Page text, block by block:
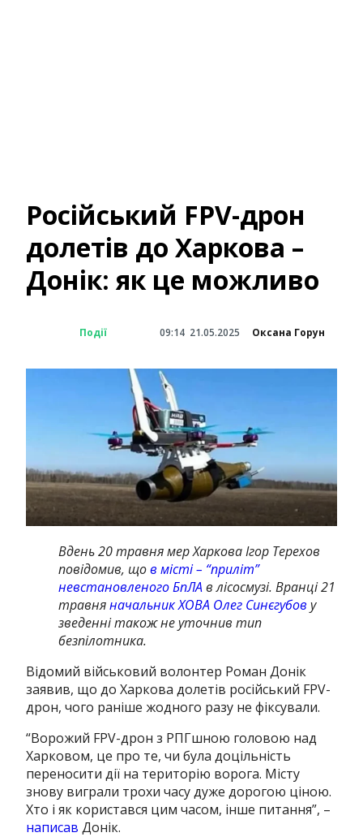
Російський FPV-дрон
долетів до Харкова –
Донік: як це можливо
Події 09:14 21.05.2025 Оксана Горун
Вдень 20 травня мер Харкова Ігор Терехов
повідомив, щов місті – “приліт”
невстановленого БпЛАв лісосмузі. Вранці 21
травняначальник ХОВА Олег Синєгубов у
зведеннітакож не уточнив тип
безпілотника.
Відомий військовий волонтер Роман Донік
заявив, що до Харкова долетів російський FPV-
дрон, чого раніше жодного разу не фіксували.
“Ворожий FPV-дрон з РПГшною головою над
Харковом, це про те, чи була доцільність
переносити дії на територію ворога. Місту
знову виграли трохи часу дуже дорогою ціною.
Хто і як користався цим часом, інше питання”, –
написав Донік.